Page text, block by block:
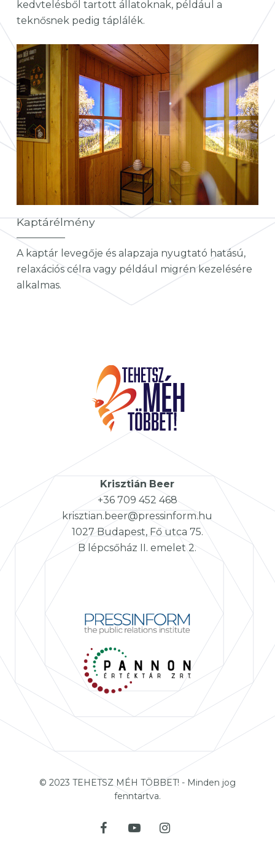
kedvtelésből tartott állatoknak, például a
teknősnek pedig táplálék.
Kaptárélmény
A kaptár levegője és alapzaja nyugtató hatású,
relaxációs célra vagy például migrén kezelésére
alkalmas.
Krisztián Beer
+36 709 452 468
krisztian.beer@pressinform.hu
1027 Budapest, Fő utca 75.
B lépcsőház II. emelet 2.
© 2023 TEHETSZ MÉH TÖBBET! - Minden jog
fenntartva.
facebookyoutubeinstagram